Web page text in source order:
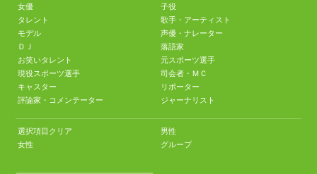
女優
子役
タレント
歌手・アーティスト
モデル
声優・ナレーター
ＤＪ
落語家
お笑いタレント
元スポーツ選手
現役スポーツ選手
司会者・ＭＣ
キャスター
リポーター
評論家・コメンテーター
ジャーナリスト
選択項目クリア
男性
女性
グループ